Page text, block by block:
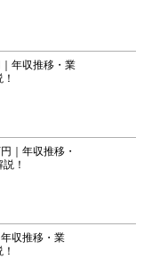
年収推移・業
｜年収推移・
！
収推移・業